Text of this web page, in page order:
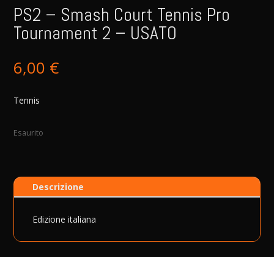
PS2 – Smash Court Tennis Pro
Tournament 2 – USATO
6,00 €
Tennis
Esaurito
Descrizione
Edizione italiana